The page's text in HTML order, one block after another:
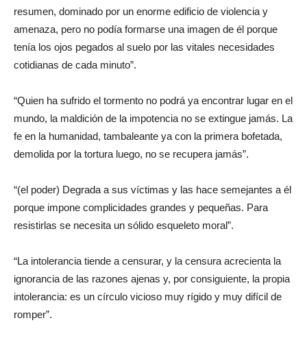
resumen, dominado por un enorme edificio de violencia y
amenaza, pero no podía formarse una imagen de él porque
tenía los ojos pegados al suelo por las vitales necesidades
cotidianas de cada minuto”.
“Quien ha sufrido el tormento no podrá ya encontrar lugar en el
mundo, la maldición de la impotencia no se extingue jamás. La
fe en la humanidad, tambaleante ya con la primera bofetada,
demolida por la tortura luego, no se recupera jamás”.
“(el poder) Degrada a sus víctimas y las hace semejantes a él
porque impone complicidades grandes y pequeñas. Para
resistirlas se necesita un sólido esqueleto moral”.
“La intolerancia tiende a censurar, y la censura acrecienta la
ignorancia de las razones ajenas y, por consiguiente, la propia
intolerancia: es un círculo vicioso muy rígido y muy difícil de
romper”.